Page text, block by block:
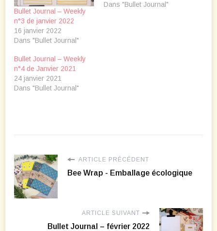
Bullet Journal – Weekly
n°3 de janvier 2022
16 janvier 2022
Dans "Bullet Journal"
Dans "Bullet Journal"
Bullet Journal – Weekly
n°4 de Janvier 2021
24 janvier 2021
Dans "Bullet Journal"
ARTICLE PRÉCÉDENT
Bee Wrap - Emballage écologique
ARTICLE SUIVANT
Bullet Journal – février 2022